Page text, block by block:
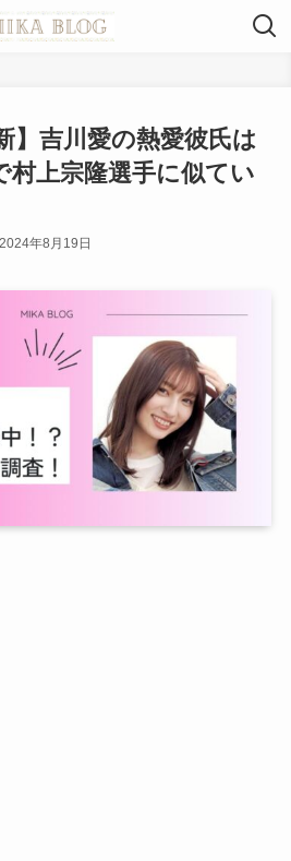
】吉川愛の熱愛彼氏は
村上宗隆選手に似てい
2024年8月19日